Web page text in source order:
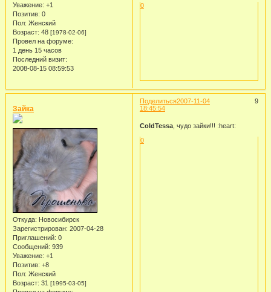
Уважение: +1
Позитив: 0
Пол: Женский
Возраст: 48 [1978-02-06]
Провел на форуме:
1 день 15 часов
Последний визит:
2008-08-15 08:59:53
0
Поделиться 9
2007-11-04
18:45:54
Зайка
Откуда: Новосибирск
Зарегистрирован: 2007-04-28
Приглашений: 0
Сообщений: 939
Уважение: +1
Позитив: +8
Пол: Женский
Возраст: 31 [1995-03-05]
ColdTessa, чудо зайки!!! :heart:
0